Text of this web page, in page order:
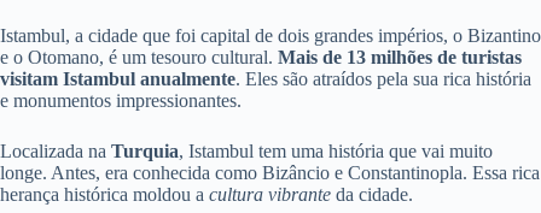
Istambul, a cidade que foi capital de dois grandes impérios, o Bizantino
e o Otomano, é um tesouro cultural. Mais de 13 milhões de turistas
visitam Istambul anualmente. Eles são atraídos pela sua rica história
e monumentos impressionantes.
Localizada na Turquia, Istambul tem uma história que vai muito
longe. Antes, era conhecida como Bizâncio e Constantinopla. Essa rica
herança histórica moldou a cultura vibrante da cidade.